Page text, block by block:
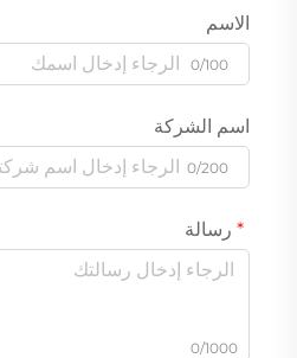
الاسم
0/100
اسم الشركة
0/200
رسالة
0/1000